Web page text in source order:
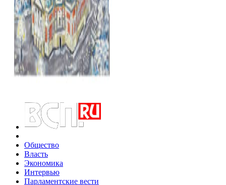
Общество
Власть
Экономика
Интервью
Парламентские вести